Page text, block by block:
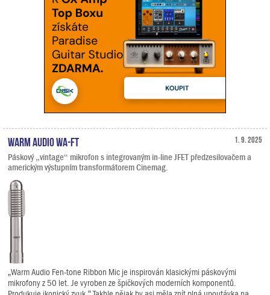
1. 9. 2025
Warm Audio WA-FT
Páskový „vintage“ mikrofon s integrovaným in-line JFET předzesilovačem a
americkým výstupním transformátorem Cinemag.
„Warm Audio Fen-tone Ribbon Mic je inspirován klasickými páskovými
mikrofony z 50 let. Je vyroben ze špičkových moderních komponentů.